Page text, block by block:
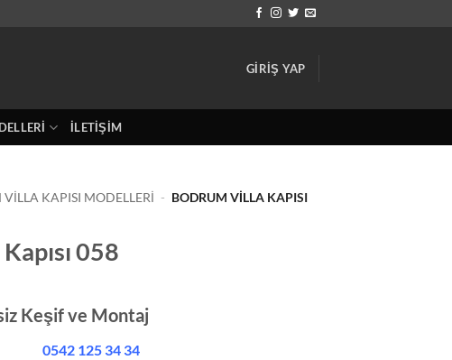
GIRIŞ YAP
İLETIŞIM
VILLA KAPISI MODELLERI - BODRUM VILLA KAPISI
058
Keşif ve Montaj
0542 125 34 34